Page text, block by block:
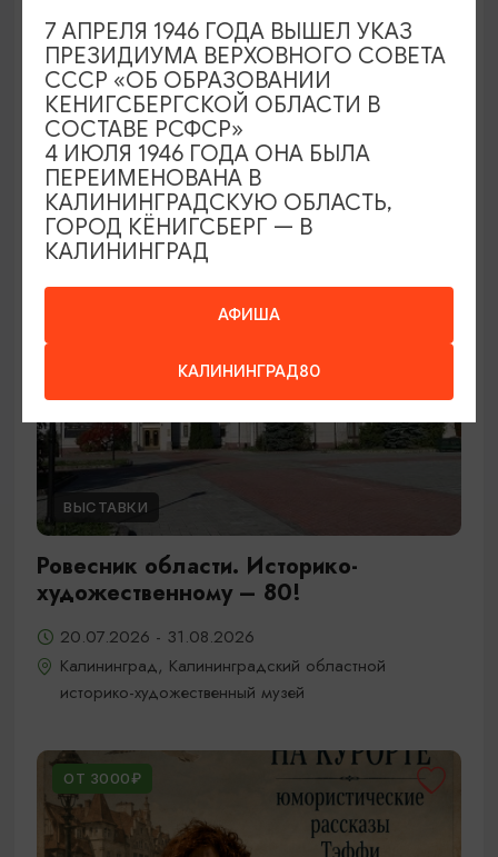
Семейный клуб выходного дня в
Морском выставочном центре
19.07.2026 - 30.08.2026, СБ 12:00, 13:00
Светлогорск, Морской выставочный центр г.
Светлогорск
ВЫСТАВКИ
Ровесник области. Историко-
художественному – 80!
20.07.2026 - 31.08.2026
Калининград, Калининградский областной
историко-художественный музей
ОТ 3000₽
АФИША
КАЛИНИНГРАД80
7 АПРЕЛЯ 1946 ГОДА ВЫШЕЛ УКАЗ
ПРЕЗИДИУМА ВЕРХОВНОГО СОВЕТА
СССР «ОБ ОБРАЗОВАНИИ
КЕНИГСБЕРГСКОЙ ОБЛАСТИ В
СОСТАВЕ РСФСР»
4 ИЮЛЯ 1946 ГОДА ОНА БЫЛА
ПЕРЕИМЕНОВАНА В
КАЛИНИНГРАДСКУЮ ОБЛАСТЬ,
ГОРОД КЁНИГСБЕРГ — В
КАЛИНИНГРАД